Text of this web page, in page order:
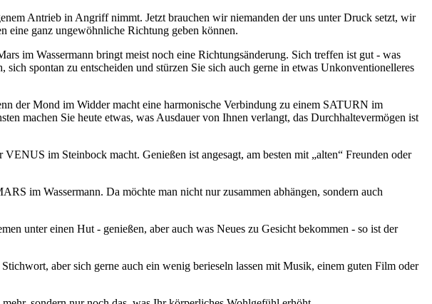
Antrieb in Angriff nimmt. Jetzt brauchen wir niemanden der uns unter Druck setzt, wir
eine ganz ungewöhnliche Richtung geben können.
im Wassermann bringt meist noch eine Richtungsänderung. Sich treffen ist gut - was
spontan zu entscheiden und stürzen Sie sich auch gerne in etwas Unkonventionelleres
der Mond im Widder macht eine harmonische Verbindung zu einem SATURN im
machen Sie heute etwas, was Ausdauer von Ihnen verlangt, das Durchhaltevermögen ist
im Steinbock macht. Genießen ist angesagt, am besten mit „alten“ Freunden oder
im Wassermann. Da möchte man nicht nur zusammen abhängen, sondern auch
unter einen Hut - genießen, aber auch was Neues zu Gesicht bekommen - so ist der
aber sich gerne auch ein wenig berieseln lassen mit Musik, einem guten Film oder